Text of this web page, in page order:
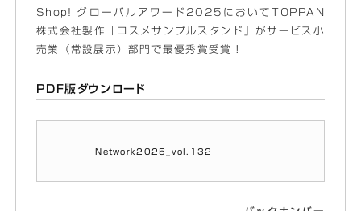
Shop! グローバルアワード2025においてTOPPAN
株式会社製作「コスメサンプルスタンド」がサービス小
売業（常設展示）部門で最優秀賞受賞！
PDF版ダウンロード
Network2025_vol.132